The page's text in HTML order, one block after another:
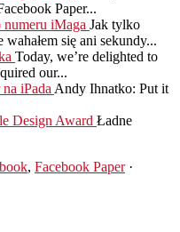
Paper...
numeru iMaga Jak tylko
wahałem się ani sekundy...
Today, we’re delighted to
our...
iPada Andy Ihnatko: Put it
Design Award Ładne
, Facebook Paper·